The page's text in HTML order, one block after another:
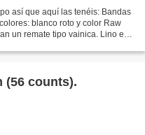
así que aquí las tenéis: Bandas
blanco roto y color Raw
un remate tipo vainica. Lino es
(56 counts).